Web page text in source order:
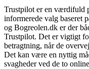
Trustpilot er en værdifuld
informerede valg baseret
og Bogreolen.dk er der
Trustpilot. Det er vigtigt
betragtning, når de
Det kan være en nyttig
svagheder ved de to